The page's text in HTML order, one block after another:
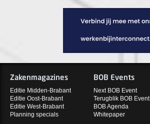
Zakenmagazines
Editie Midden-Brabant
Editie Oost-Brabant
Editie West-Brabant
Planning specials
BOB Events
Next BOB Event
Terugblik BOB Event
BOB Agenda
Whitepaper